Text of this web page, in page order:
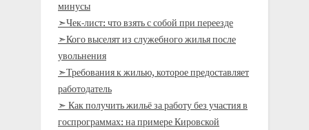
минусы
➣Чек-лист: что взять с собой при переезде
➣Кого выселят из служебного жилья после
увольнения
➣Требования к жилью, которое предоставляет
работодатель
➣ Как получить жильё за работу без участия в
госпрограммах: на примере Кировской